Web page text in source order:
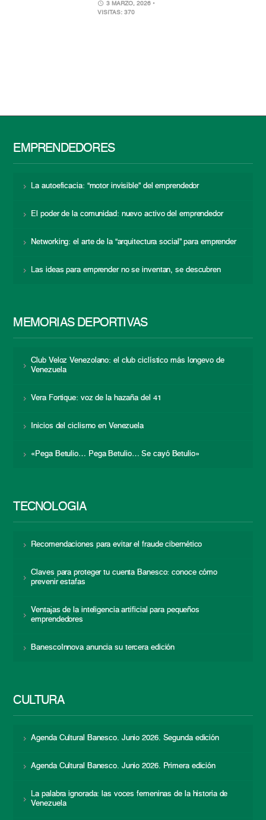
3 MARZO, 2026 •
VISITAS: 370
EMPRENDEDORES
La autoeficacia: “motor invisible” del emprendedor
El poder de la comunidad: nuevo activo del emprendedor
Networking: el arte de la “arquitectura social” para emprender
Las ideas para emprender no se inventan, se descubren
MEMORIAS DEPORTIVAS
Club Veloz Venezolano: el club ciclístico más longevo de
Venezuela
Vera Fortique: voz de la hazaña del 41
Inicios del ciclismo en Venezuela
«Pega Betulio… Pega Betulio… Se cayó Betulio»
TECNOLOGÍA
Recomendaciones para evitar el fraude cibernético
Claves para proteger tu cuenta Banesco: conoce cómo
prevenir estafas
Ventajas de la inteligencia artificial para pequeños
emprendedores
BanescoInnova anuncia su tercera edición
CULTURA
Agenda Cultural Banesco. Junio 2026. Segunda edición
Agenda Cultural Banesco. Junio 2026. Primera edición
La palabra ignorada: las voces femeninas de la historia de
Venezuela